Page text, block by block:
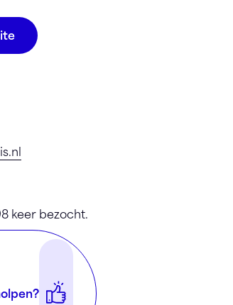
keer bezocht.